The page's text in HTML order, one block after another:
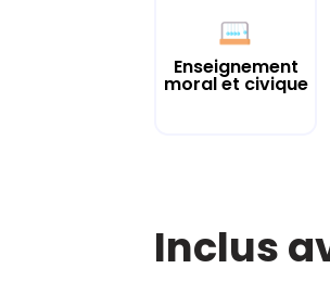
Enseignement
moral et civique
Inclus